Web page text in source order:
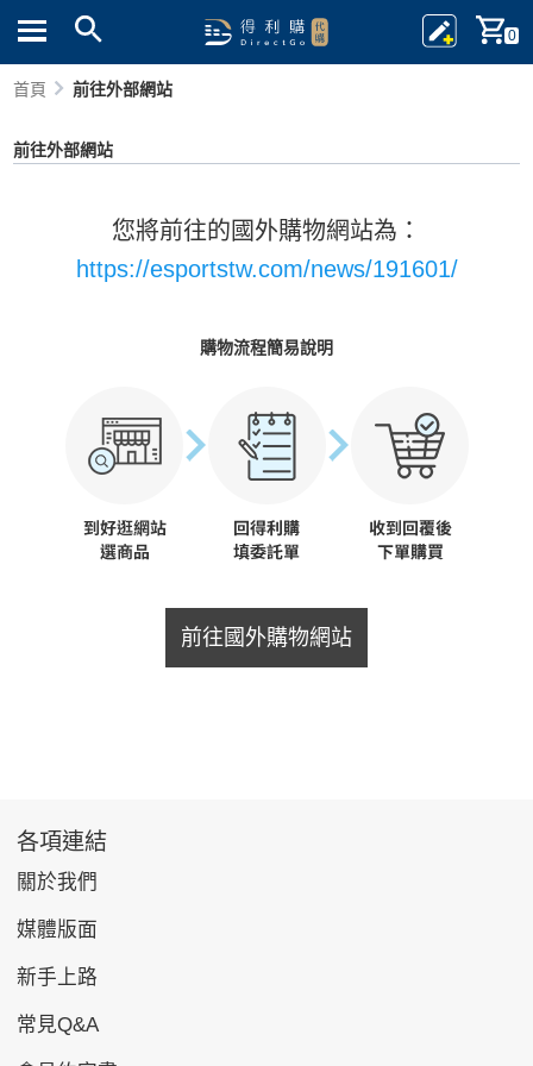
0
首頁 前往外部網站
前往外部網站
您將前往的國外購物網站為：
https://esportstw.com/news/191601/
購物流程簡易說明
前往國外購物網站
各項連結
關於我們
媒體版面
新手上路
常見Q&A